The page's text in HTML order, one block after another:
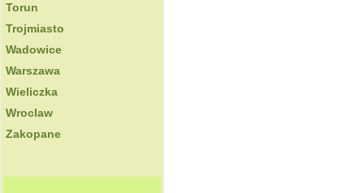
Torun
Trojmiasto
Wadowice
Warszawa
Wieliczka
Wroclaw
Zakopane